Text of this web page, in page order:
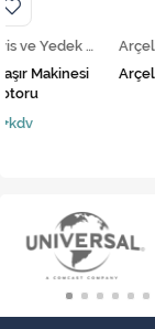
Arçelik Çamaşır
(Uzun Mil 8